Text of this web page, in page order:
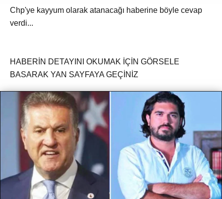
Chp'ye kayyum olarak atanacağı haberine böyle cevap
verdi...
HABERİN DETAYINI OKUMAK İÇİN GÖRSELE
BASARAK YAN SAYFAYA GEÇİNİZ